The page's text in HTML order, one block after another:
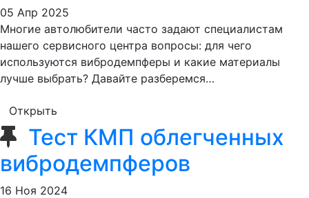
05 Апр 2025
Многие автолюбители часто задают специалистам
нашего сервисного центра вопросы: для чего
используются вибродемпферы и какие материалы
лучше выбрать? Давайте разберемся…
Открыть
Тест КМП облегченных
вибродемпферов
16 Ноя 2024